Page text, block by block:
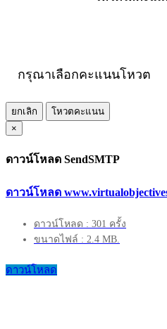
กรุณาเลือกคะแนนโหวต
ยกเลิก
โหวตคะแนน
×
ดาวน์โหลด SendSMTP
ดาวน์โหลด
ดาวน์โหลด : 301 ครั้ง
ขนาดไฟล์ : 2.4 MB.
ดาวน์โหลด